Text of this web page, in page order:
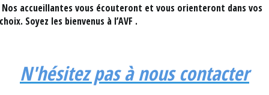
Nos accueillantes vous écouteront et vous orienteront dans vos
Soyez les bienvenus à l’AVF .
N'hésitez pas à nous contacter